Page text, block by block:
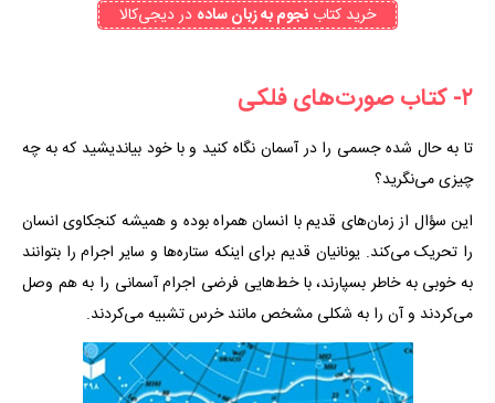
خرید کتاب نجوم به زبان ساده در دیجی‌کالا
۲- کتاب صورت‌های فلکی
تا به حال شده جسمی را در آسمان نگاه کنید و با خود بیاندیشید که به چه
چیزی می‌نگرید؟
این سؤال از زمان‌های قدیم با انسان همراه بوده و همیشه کنجکاوی انسان
را تحریک می‌کند. یونانیان قدیم برای اینکه ستاره‌ها و سایر اجرام را بتوانند
به خوبی به خاطر بسپارند، با خط‌هایی فرضی اجرام آسمانی را به هم وصل
می‌کردند و آن را به شکلی مشخص مانند خرس تشبیه می‌کردند.